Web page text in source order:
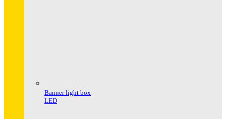
Banner light box
LED